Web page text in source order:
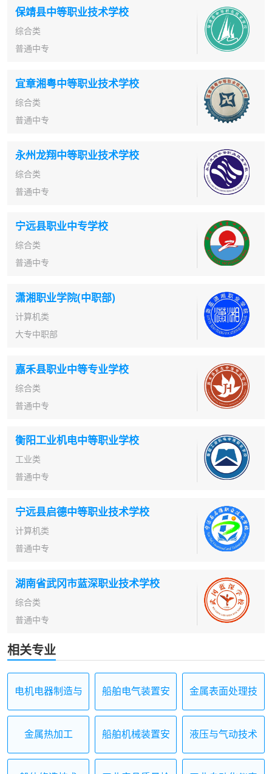
保靖县中等职业技术学校
综合类
普通中专
宜章湘粤中等职业技术学校
综合类
普通中专
永州龙翔中等职业技术学校
综合类
普通中专
宁远县职业中专学校
综合类
普通中专
潇湘职业学院(中职部)
计算机类
大专中职部
嘉禾县职业中等专业学校
综合类
普通中专
衡阳工业机电中等职业学校
工业类
普通中专
宁远县启德中等职业技术学校
计算机类
普通中专
湖南省武冈市蓝深职业技术学校
综合类
普通中专
相关专业
电机电器制造与
船舶电气装置安
金属表面处理技
金属热加工
船舶机械装置安
液压与气动技术